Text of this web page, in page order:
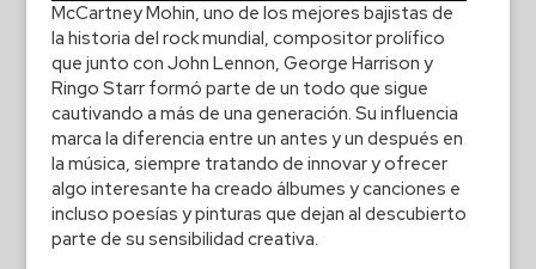
McCartney Mohin, uno de los mejores bajistas de
la historia del rock mundial, compositor prolífico
que junto con John Lennon, George Harrison y
Ringo Starr formó parte de un todo que sigue
cautivando a más de una generación. Su influencia
marca la diferencia entre un antes y un después en
la música, siempre tratando de innovar y ofrecer
algo interesante ha creado álbumes y canciones e
incluso poesías y pinturas que dejan al descubierto
parte de su sensibilidad creativa.